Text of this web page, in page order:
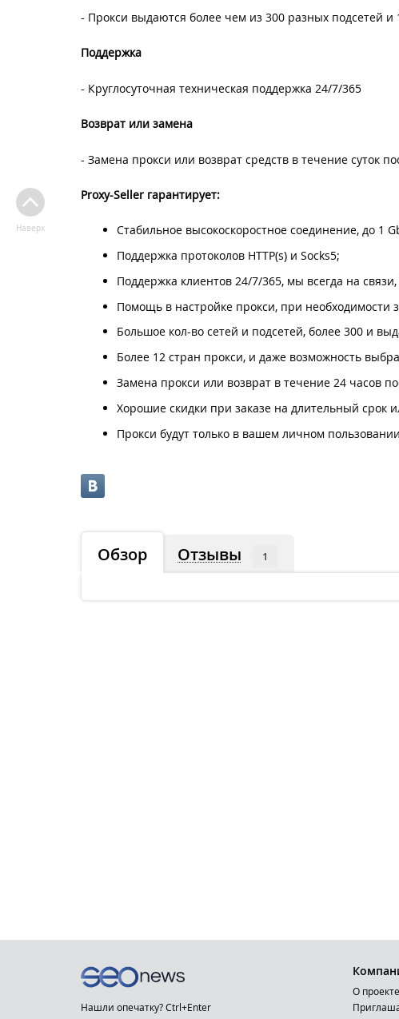
- Прокси выдаются более чем из 300 разных подсетей и
Поддержка
- Круглосуточная техническая поддержка 24/7/365
Возврат или замена
- Замена прокси или возврат средств в течение суток
Proxy-Seller гарантирует:
Стабильное высокоскоростное соединение, до 1
Поддержка протоколов HTTP(s) и Socks5;
Поддержка клиентов 24/7/365, мы всегда на
Помощь в настройке прокси, при необходимости
Большое кол-во сетей и подсетей, более 300 и
Более 12 стран прокси, и даже возможность
Замена прокси или возврат в течение 24 часов
Хорошие скидки при заказе на длительный срок
Прокси будут только в вашем личном
Обзор Отзывы 1
Наверх
Нашли опечатку? Ctrl+Enter
О проекте